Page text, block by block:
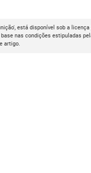
está disponível sob a licença
nas condições estipuladas
artigo.